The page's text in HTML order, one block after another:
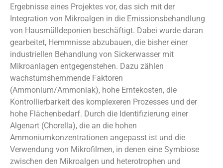
Ergebnisse eines Projektes vor, das sich mit der
Integration von Mikroalgen in die Emissionsbehandlung
von Hausmülldeponien beschäftigt. Dabei wurde daran
gearbeitet, Hemmnisse abzubauen, die bisher einer
industriellen Behandlung von Sickerwasser mit
Mikroanlagen entgegenstehen. Dazu zählen
wachstumshemmende Faktoren
(Ammonium/Ammoniak), hohe Erntekosten, die
Kontrollierbarkeit des komplexeren Prozesses und der
hohe Flächenbedarf. Durch die Identifizierung einer
Algenart (Chorella), die an die hohen
Ammoniumkonzentrationen angepasst ist und die
Verwendung von Mikrofilmen, in denen eine Symbiose
zwischen den Mikroalgen und heterotrophen und